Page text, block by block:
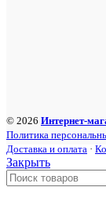
© 2026 Интернет-
Политика
Доставка и оплата ·
Закрыть